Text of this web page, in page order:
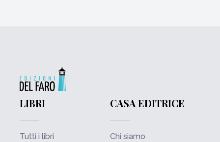
LIBRI
Tutti i libri
CASA EDITRICE
Chi siamo